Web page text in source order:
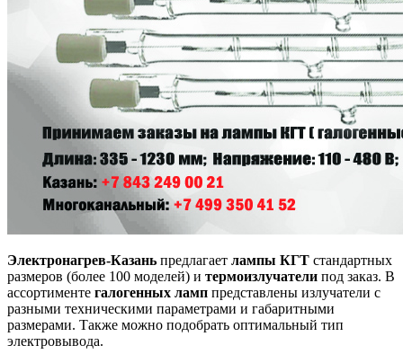
Электронагрев-Казань предлагает лампы КГТ стандартных
размеров (более 100 моделей) и термоизлучатели под заказ. В
ассортименте галогенных ламп представлены излучатели с
разными техническими параметрами и габаритными
размерами. Также можно подобрать оптимальный тип
электровывода.